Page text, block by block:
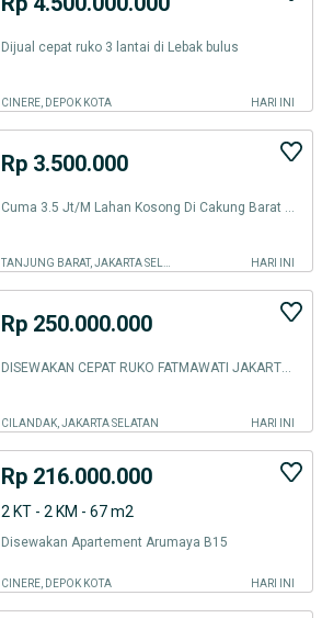
Dijual cepat ruko 3 lantai di Lebak bulus
CINERE, DEPOK KOTA HARI INI
Rp 3.500.000
HARI INI
Rp 250.000.000
CILANDAK, JAKARTA SELATAN HARI INI
Rp 216.000.000
2 KT - 2 KM - 67 m2
Disewakan Apartement Arumaya B15
CINERE, DEPOK KOTA HARI INI